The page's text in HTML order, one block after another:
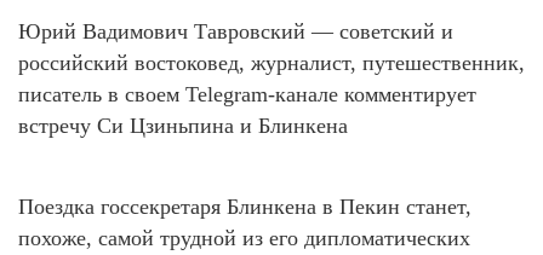
Юрий Вадимович Тавровский — советский и
российский востоковед, журналист, путешественник,
писатель в своем Telegram-канале комментирует
встречу Си Цзиньпина и Блинкена
Поездка госсекретаря Блинкена в Пекин станет,
похоже, самой трудной из его дипломатических